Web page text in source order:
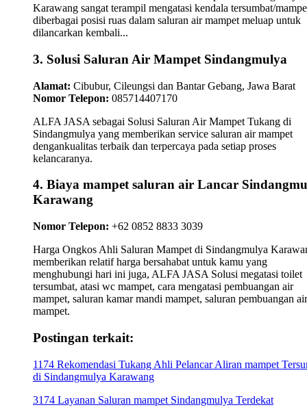
Karawang sangat terampil mengatasi kendala tersumbat/
diberbagai posisi ruas dalam saluran air mampet meluap untuk
dilancarkan kembali...
3. Solusi Saluran Air Mampet Sindangmulya
Alamat: Cibubur, Cileungsi dan Bantar Gebang, Jawa Barat
Nomor Telepon: 085714407170
ALFA JASA sebagai Solusi Saluran Air Mampet Tukang di
Sindangmulya yang memberikan service saluran air mampet
dengankualitas terbaik dan terpercaya pada setiap proses
kelancaranya.
4. Biaya mampet saluran air Lancar
Karawang
Nomor Telepon: +62 0852 8833 3039
Harga Ongkos Ahli Saluran Mampet di Sindangmulya
memberikan relatif harga bersahabat untuk kamu yang
menghubungi hari ini juga, ALFA JASA Solusi megatasi toilet
tersumbat, atasi wc mampet, cara mengatasi pembuangan air
mampet, saluran kamar mandi mampet, saluran pembuangan air
mampet.
Postingan terkait:
1174 Rekomendasi Tukang Ahli Pelancar Aliran mampet
di Sindangmulya Karawang
3174 Layanan Saluran mampet Sindangmulya Terdekat